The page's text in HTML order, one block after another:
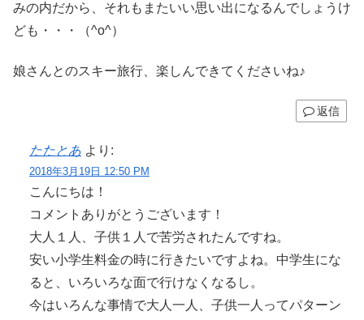
みの内だから、それもまたいい思い出になるんでしょうけ
ども・・・（^o^）
娘さんとのスキー旅行、楽しんできてくださいね♪
返信
たたとあ より:
2018年3月19日 12:50 PM
こんにちは！
コメントありがとうございます！
大人１人、子供１人で苦労されたんですね。
安い小学生料金の時に行きたいですよね。中学生にな
ると、いろいろな面で行けなくなるし。
今はいろんな事情で大人一人、子供一人ってパターン